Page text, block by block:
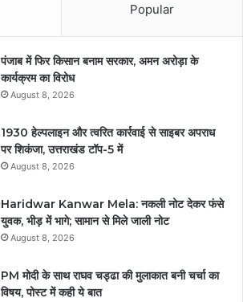
Popular
पंजाब में फिर किसान बनाम सरकार, अमन अरोड़ा के
कार्यक्रम का विरोध
August 8, 2026
1930 हेल्पलाइन और त्वरित कार्रवाई से साइबर अपराध
पर शिकंजा, उत्तराखंड टॉप-5 में
August 8, 2026
Haridwar Kanwar Mela: नकली नोट देकर फंसे
युवक, भीड़ में भागे; सामान से मिले जाली नोट
August 8, 2026
PM मोदी के साथ राघव चड्ढा की मुलाकात बनी चर्चा का
विषय, पोस्ट में कही ये बात